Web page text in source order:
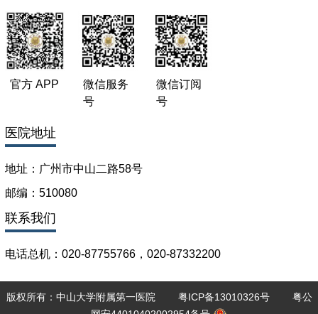
主要教育和工作经历：
1979、9—1982、7 中山医科大学硕士研究生毕业
1982、7— 至今 中山大学附属第一医院胃肠胰外科工作
1991、1—7 香港大学医学院进修
1994、12 中山大学附属第一医院 破格晋升教授、主任
医师
1998、3－ 2002、3 中山大学附属第一医院普通外科主任兼
胃肠胰专科主任
1996、6—2000、6 中山大学附属第一医院常务副院长
2000、6—2004、12 中山大学附属第一医院院长
2004、6—2008、7 中山大学胃癌诊治研究中心主任
学术带头人
官方 APP
微信服务
号
微信订阅
号
医院地址
地址：广州市中山二路58号
邮编：510080
联系我们
电话总机：020-87755766，020-87332200
版权所有：中山大学附属第一医院 粤ICP备13010326号粤公